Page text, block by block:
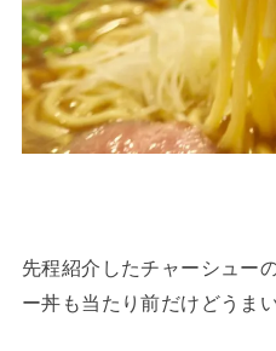
先程紹介したチャーシュー
ー丼も当たり前だけどうまい